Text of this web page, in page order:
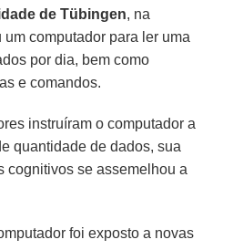
de Tübingen, na
um computador para ler uma
por dia, bem como
e comandos.
instruíram o computador a
quantidade de dados, sua
cognitivos se assemelhou a
foi exposto a novas